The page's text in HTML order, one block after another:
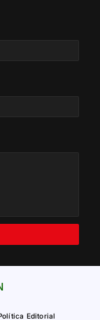
Editorial